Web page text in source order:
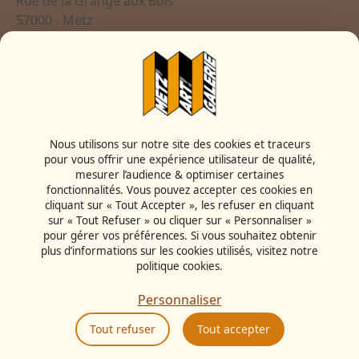
57000 - Metz
Politique RSE
Éthique et conformité
Nous utilisons sur notre site des cookies et traceurs
pour vous offrir une expérience utilisateur de qualité,
mesurer l’audience & optimiser certaines
fonctionnalités. Vous pouvez accepter ces cookies en
cliquant sur « Tout Accepter », les refuser en cliquant
sur « Tout Refuser » ou cliquer sur « Personnaliser »
pour gérer vos préférences. Si vous souhaitez obtenir
plus d’informations sur les cookies utilisés, visitez notre
politique cookies.
Tout accepter
Tout refuser
Personnaliser